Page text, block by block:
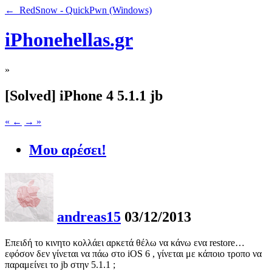
← RedSnow - QuickPwn (Windows)
iPhonehellas.gr
»
[Solved] iPhone 4 5.1.1 jb
« ← → »
Μου αρέσει!
andreas15 03/12/2013
Επειδή το κινητο κολλάει αρκετά θέλω να κάνω ενα restore…
εφόσον δεν γίνεται να πάω στο iOS 6 , γίνεται με κάποιο τροπο να
παραμείνει το jb στην 5.1.1 ;